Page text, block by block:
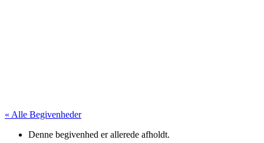
« Alle Begivenheder
Denne begivenhed er allerede afholdt.